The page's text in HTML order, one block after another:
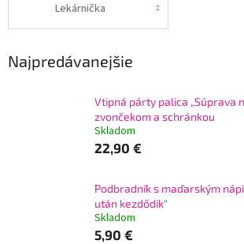
Lekárnička
Najpredávanejšie
Vtipná párty palica „Súprava
zvončekom a schránkou
Skladom
22,90 €
Podbradník s maďarským
után kezdődik"
Skladom
5,90 €